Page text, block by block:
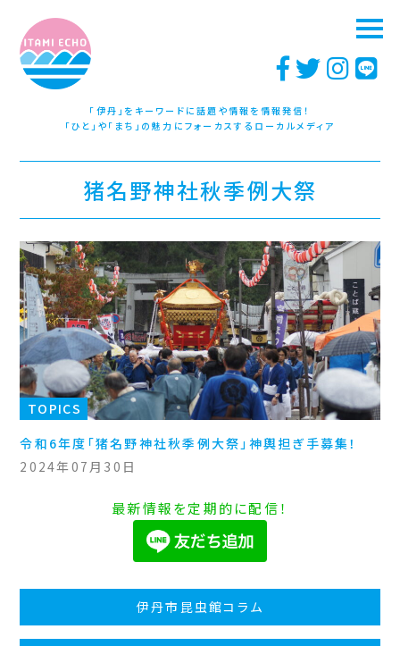
「伊丹」をキーワードに話題や情報を情報発信！
「ひと」や「まち」の魅力にフォーカスするローカルメディア
猪名野神社秋季例大祭
TOPICS
令和6年度「猪名野神社秋季例大祭」神輿担ぎ手募集！
2024年07月30日
最新情報を定期的に配信！
伊丹市昆虫館コラム